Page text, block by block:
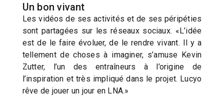
Un bon vivant
Les vidéos de ses activités et de ses péripéties
sont partagées sur les réseaux sociaux. «L’idée
est de le faire évoluer, de le rendre vivant. Il y a
tellement de choses à imaginer, s’amuse Kevin
Zutter, l’un des entraîneurs à l’origine de
l’inspiration et très impliqué dans le projet. Lucyo
rêve de jouer un jour en LNA.»